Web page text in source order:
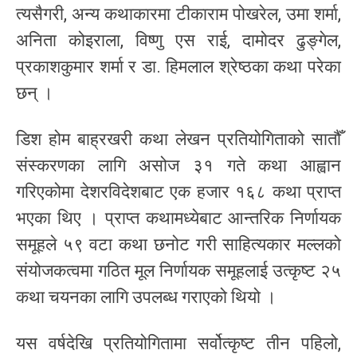
त्यसैगरी, अन्य कथाकारमा टीकाराम पोखरेल, उमा शर्मा,
अनिता कोइराला, विष्णु एस राई, दामोदर ढुङ्गेल,
प्रकाशकुमार शर्मा र डा. हिमलाल श्रेष्ठका कथा परेका
छन् ।
डिश होम बाह्रखरी कथा लेखन प्रतियोगिताको सातौँ
संस्करणका लागि असोज ३१ गते कथा आह्वान
गरिएकोमा देशरविदेशबाट एक हजार १६८ कथा प्राप्त
भएका थिए । प्राप्त कथामध्येबाट आन्तरिक निर्णायक
समूहले ५९ वटा कथा छनोट गरी साहित्यकार मल्लको
संयोजकत्वमा गठित मूल निर्णायक समूहलाई उत्कृष्ट २५
कथा चयनका लागि उपलब्ध गराएको थियो ।
यस वर्षदेखि प्रतियोगितामा सर्वोत्कृष्ट तीन पहिलो,